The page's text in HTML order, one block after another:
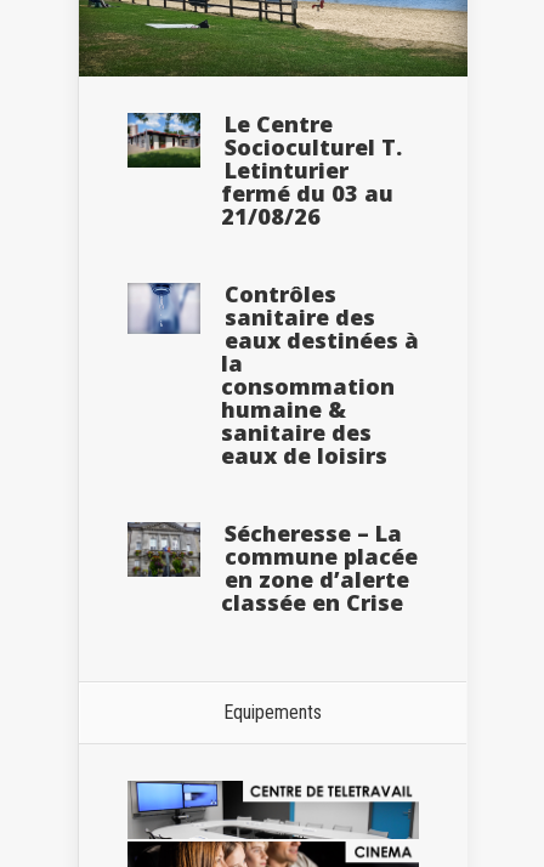
Le Centre
Socioculturel T.
Letinturier
fermé du 03 au
21/08/26
Contrôles
sanitaire des
eaux destinées à
la
consommation
humaine &
sanitaire des
eaux de loisirs
Sécheresse – La
commune placée
en zone d’alerte
classée en Crise
Equipements